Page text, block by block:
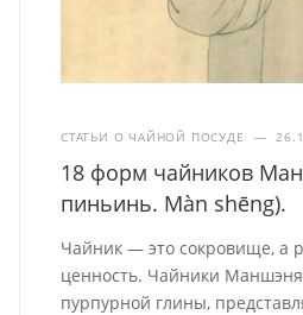
СТАТЬИ О ЧАЙНОЙ ПОСУДЕ —
18 форм чайников
пиньинь. Màn shēng).
Чайник — это сокровище, а
ценность. Чайники
пурпурной глины,